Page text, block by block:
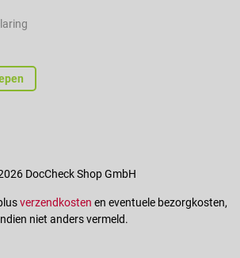
DocCheck Shop GmbH
verzendkosten en eventuele bezorgkosten,
niet anders vermeld.